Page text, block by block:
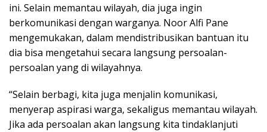
ini. Selain memantau wilayah, dia juga ingin
berkomunikasi dengan warganya. Noor Alfi Pane
mengemukakan, dalam mendistribusikan bantuan itu
dia bisa mengetahui secara langsung persoalan-
persoalan yang di wilayahnya.
“Selain berbagi, kita juga menjalin komunikasi,
menyerap aspirasi warga, sekaligus memantau wilayah.
Jika ada persoalan akan langsung kita tindaklanjuti